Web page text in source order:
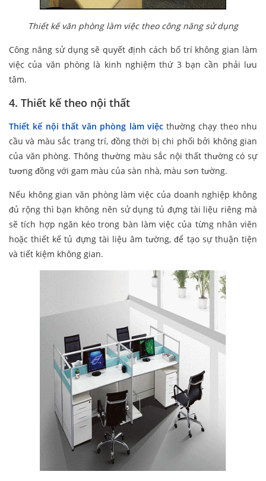
Thiết kế văn phòng làm việc theo công năng sử dụng
Công năng sử dụng sẽ quyết định cách bố trí không gian làm
việc của văn phòng là kinh nghiệm thứ 3 bạn cần phải lưu
tâm.
4. Thiết kế theo nội thất
Thiết kế nội thất văn phòng làm việcthường chạy theo nhu
cầu và màu sắc trang trí, đồng thời bị chi phối bởi không gian
của văn phòng. Thông thường màu sắc nội thất thường có sự
tương đồng với gam màu của sàn nhà, màu sơn tường.
Nếu không gian văn phòng làm việc của doanh nghiệp không
đủ rộng thì bạn không nên sử dụng tủ đựng tài liệu riêng mà
sẽ tích hợp ngăn kéo trong bàn làm việc của từng nhân viên
hoặc thiết kế tủ đựng tài liệu âm tường, để tạo sự thuận tiện
và tiết kiệm không gian.